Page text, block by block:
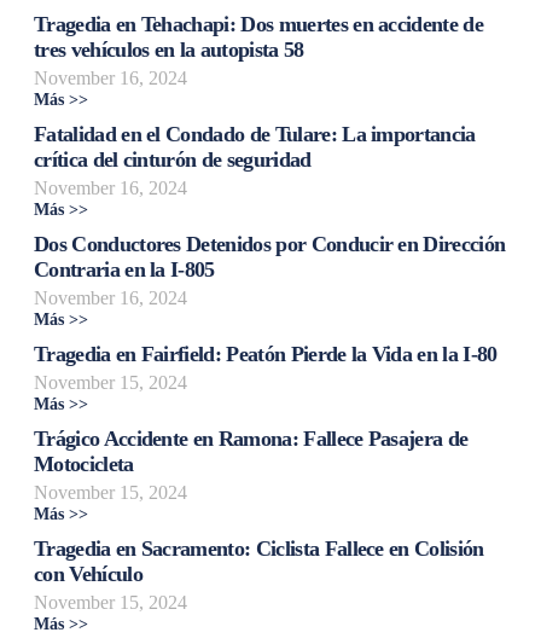
Tragedia en Tehachapi: Dos muertes en accidente de
tres vehículos en la autopista 58
November 16, 2024
Más >>
Fatalidad en el Condado de Tulare: La importancia
crítica del cinturón de seguridad
November 16, 2024
Más >>
Dos Conductores Detenidos por Conducir en Dirección
Contraria en la I-805
November 16, 2024
Más >>
Tragedia en Fairfield: Peatón Pierde la Vida en la I-80
November 15, 2024
Más >>
Trágico Accidente en Ramona: Fallece Pasajera de
Motocicleta
November 15, 2024
Más >>
Tragedia en Sacramento: Ciclista Fallece en Colisión
con Vehículo
November 15, 2024
Más >>